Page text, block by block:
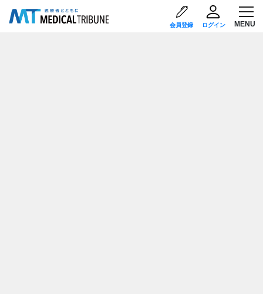
会員登録 ログイン